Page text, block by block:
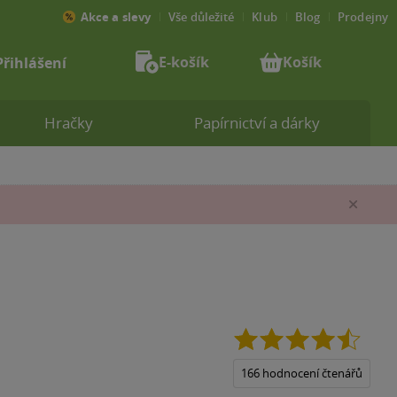
5
166 hodnocení čtenářů
Hračky Papírnictví a dárky
Akce a slevy Vše důležité Klub Blog Prodejny
E-košík Košík